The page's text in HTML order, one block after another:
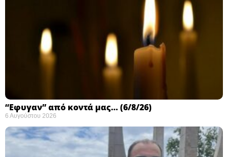
“Εφυγαν” από κοντά μας… (6/8/26)
6 Αυγούστου 2026